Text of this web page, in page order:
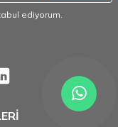
ediyorum.